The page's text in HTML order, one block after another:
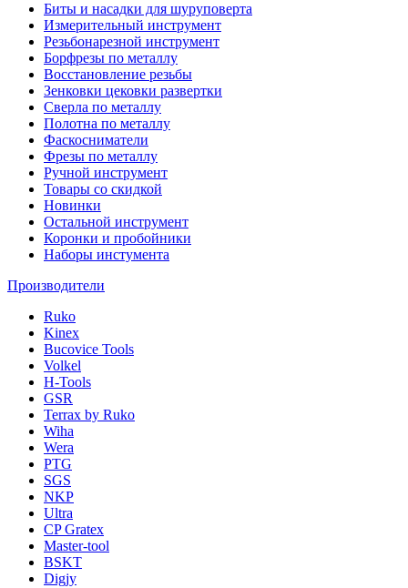
Биты и насадки для шуруповерта
Измерительный инструмент
Резьбонарезной инструмент
Борфрезы по металлу
Восстановление резьбы
Зенковки цековки развертки
Сверла по металлу
Полотна по металлу
Фаскосниматели
Фрезы по металлу
Ручной инструмент
Товары со скидкой
Новинки
Остальной инструмент
Коронки и пробойники
Наборы инстумента
Производители
Ruko
Kinex
Bucovice Tools
Volkel
H-Tools
GSR
Terrax by Ruko
Wiha
Wera
PTG
SGS
NKP
Ultra
CP Gratex
Master-tool
BSKT
Digjy